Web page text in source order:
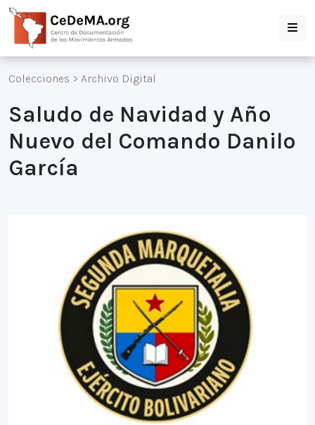
Colecciones > Archivo Digital
Saludo de Navidad y Año
Nuevo del Comando Danilo
García